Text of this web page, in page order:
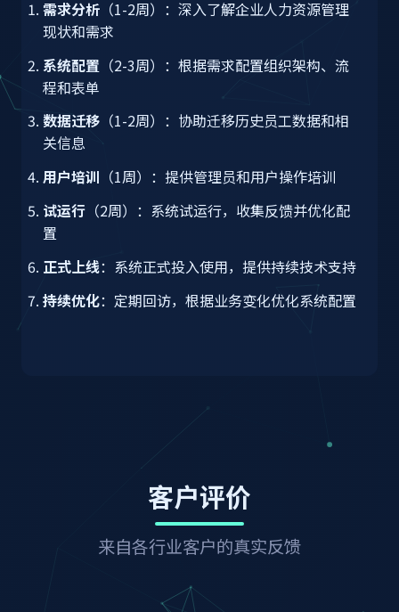
需求分析 （1-2周）：深入了解企业人力资源管理
现状和需求
系统配置 （2-3周）：根据需求配置组织架构、流
程和表单
数据迁移 （1-2周）：协助迁移历史员工数据和相
关信息
用户培训 （1周）：提供管理员和用户操作培训
试运行 （2周）：系统试运行，收集反馈并优化配
置
正式上线：系统正式投入使用，提供持续技术支持
持续优化：定期回访，根据业务变化优化系统配置
客户评价
来自各行业客户的真实反馈